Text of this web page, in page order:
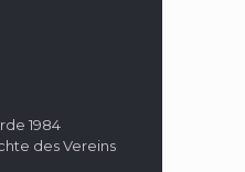
1984
des Vereins